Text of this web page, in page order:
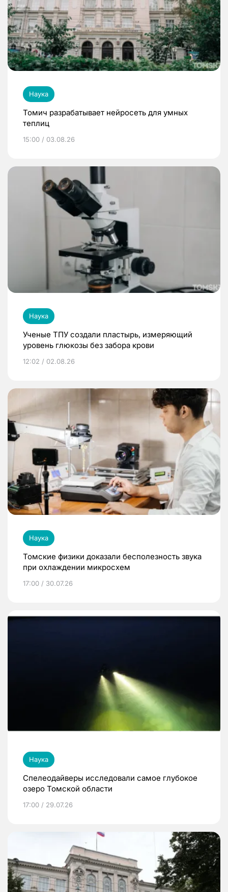
Наука
Томич разрабатывает нейросеть для умных
теплиц
15:00 / 03.08.26
Наука
Ученые ТПУ создали пластырь, измеряющий
уровень глюкозы без забора крови
12:02 / 02.08.26
Наука
Томские физики доказали бесполезность звука
при охлаждении микросхем
17:00 / 30.07.26
Наука
Спелеодайверы исследовали самое глубокое
озеро Томской области
17:00 / 29.07.26